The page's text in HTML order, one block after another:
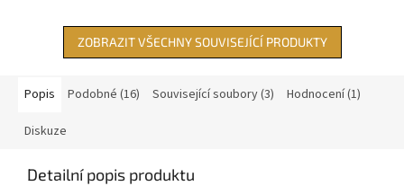
ZOBRAZIT VŠECHNY SOUVISEJÍCÍ PRODUKTY
Popis Podobné (16) Související soubory (3) Hodnocení (1)
Diskuze
Detailní popis produktu